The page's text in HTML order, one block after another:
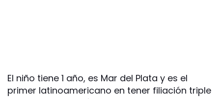
El niño tiene 1 año, es Mar del Plata y es el
primer latinoamericano en tener filiación triple